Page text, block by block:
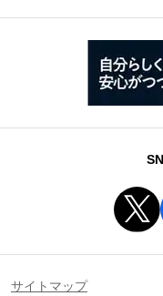
サイトマップ